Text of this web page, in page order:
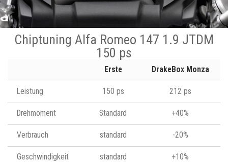
Chiptuning Alfa Romeo 147 1.9 JTDM
150 ps
Erste DrakeBox Monza
Leistung 150 ps 212 ps
Drehmoment Standard +40%
Verbrauch standard -20%
Geschwindigkeit standard +10%